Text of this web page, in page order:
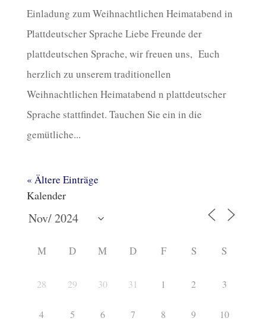
Einladung zum Weihnachtlichen Heimatabend in
Plattdeutscher Sprache Liebe Freunde der
plattdeutschen Sprache, wir freuen uns, Euch
herzlich zu unserem traditionellen
Weihnachtlichen Heimatabend n plattdeutscher
Sprache stattfindet. Tauchen Sie ein in die
gemütliche...
« Ältere Einträge
Kalender
M D M D F S S
28 29 30 31 1 2 3
4 5 6 7 8 9 10